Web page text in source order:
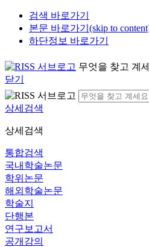
검색 바로가기
본문 바로가기(skip to
하단정보 바로가기
무엇을 찾고 계
닫기
상세검색
상세검색
통합검색
국내학술논문
학위논문
해외학술논문
학술지
단행본
연구보고서
공개강의